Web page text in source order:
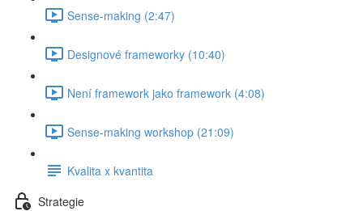
Sense-making (2:47)
Designové frameworky (10:40)
Není framework jako framework (4:08)
Sense-making workshop (21:09)
Kvalita x kvantita
Strategie